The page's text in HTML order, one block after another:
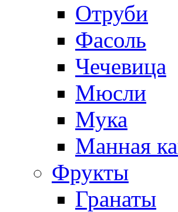
Отруби
Фасоль
Чечевица
Мюсли
Мука
Манная
Фрукты
Гранаты